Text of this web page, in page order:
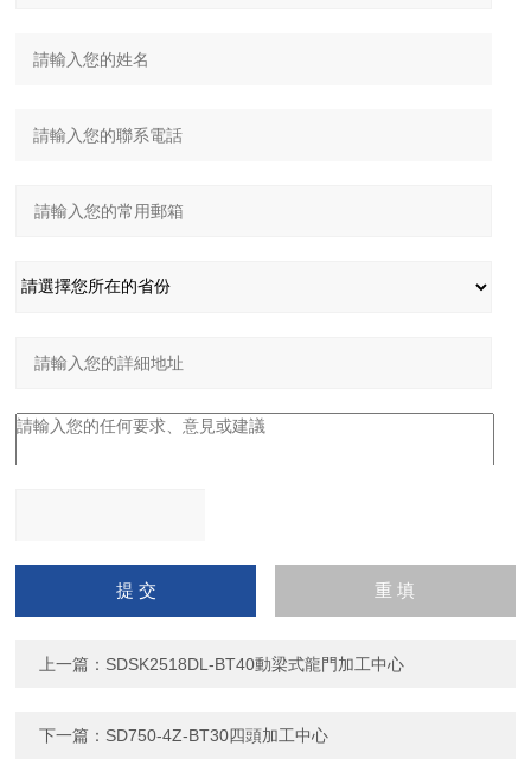
上一篇： SDSK2518DL-BT40動梁式龍門加工中心
下一篇： SD750-4Z-BT30四頭加工中心